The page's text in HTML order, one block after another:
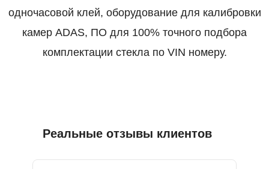
одночасовой клей, оборудование для калибровки
камер ADAS, ПО для 100% точного подбора
комплектации стекла по VIN номеру.
Реальные отзывы клиентов